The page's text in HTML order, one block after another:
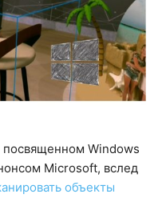
Windows
Microsoft, вслед
объекты